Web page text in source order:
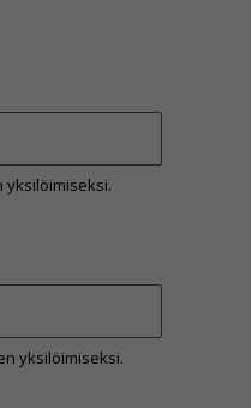
yksilöimiseksi.
yksilöimiseksi.